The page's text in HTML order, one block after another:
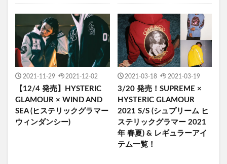
2021-11-29 2021-12-02
【12/4 発売】HYSTERIC
GLAMOUR × WIND AND
SEA (ヒステリックグラマー
ウィンダンシー)
2021-03-18 2021-03-19
3/20 発売！SUPREME ×
HYSTERIC GLAMOUR
2021 S/S (シュプリーム ヒ
ステリックグラマー 2021
年 春夏) & レギュラーアイ
テム一覧！